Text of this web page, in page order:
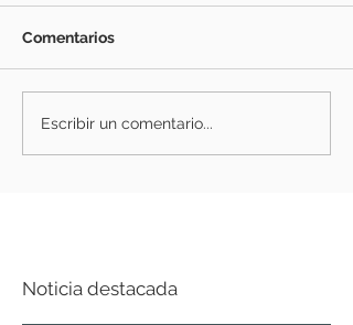
Comentarios
Escribir un comentario...
Noticia destacada